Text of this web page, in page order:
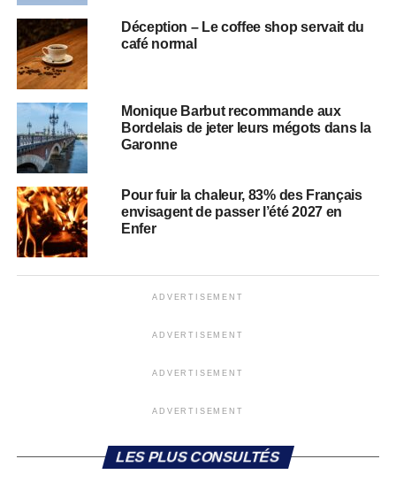
Déception – Le coffee shop servait du
café normal
Monique Barbut recommande aux
Bordelais de jeter leurs mégots dans la
Garonne
Pour fuir la chaleur, 83% des Français
envisagent de passer l’été 2027 en
Enfer
ADVERTISEMENT
ADVERTISEMENT
ADVERTISEMENT
ADVERTISEMENT
LES PLUS CONSULTÉS